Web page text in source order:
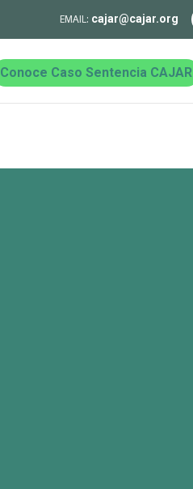
cajar@cajar.org
Conoce Caso Sentencia CAJAR